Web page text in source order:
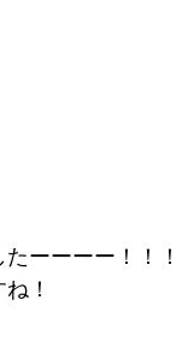
ーーーー！！！
！